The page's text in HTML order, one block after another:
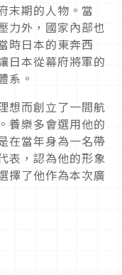
末期的人物。當
力外，國家內部也
時日本的東奔西
日本從幕府將軍的
系。
想而創立了一間航
養樂多會選用他的
在當年身為一名帶
表，認為他的形象
擇了他作為本次廣